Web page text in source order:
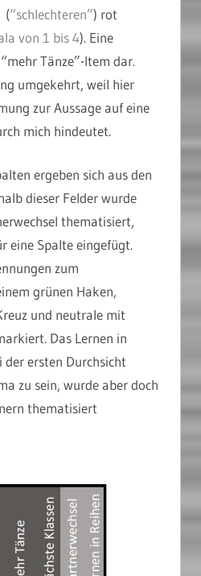
(“schlechteren”) rot
von 1 bis 4). Eine
Tänze”-Item dar.
umgekehrt, weil hier
zur Aussage auf eine
mich hindeutet.
ergeben sich aus den
dieser Felder wurde
thematisiert,
eine Spalte eingefügt.
zum
grünen Haken,
und neutrale mit
Das Lernen in
der ersten Durchsicht
zu sein, wurde aber doch
thematisiert